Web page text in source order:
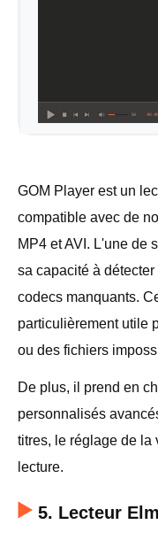
GOM Player est un
compatible avec de
MP4 et AVI. L'une de
sa capacité à
codecs manquants.
particulièrement utile
ou des fichiers
De plus, il prend en
personnalisés
titres, le réglage de la
lecture.
5. Lecteur